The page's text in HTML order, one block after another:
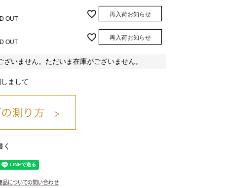
OUT
再入荷お知らせ
OUT
再入荷お知らせ
ざいません。ただいま在庫がございません。
まして
く